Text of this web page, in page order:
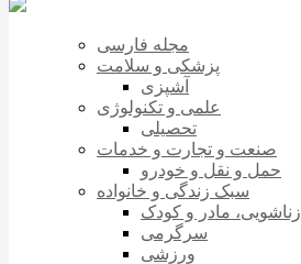
مجله فارسی
پزشکی و سلامت
آشپزی
علمی و تکنولوژی
تحصیلی
صنعت و تجارت و خدمات
حمل و نقل و خودرو
سبک زندگی و خانواده
زناشویی، مادر و کودک
سرگرمی
ورزشی